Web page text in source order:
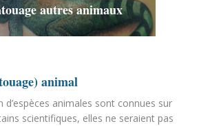
autres animaux
animal
d’espèces animales sont connues sur
scientifiques, elles ne seraient pas